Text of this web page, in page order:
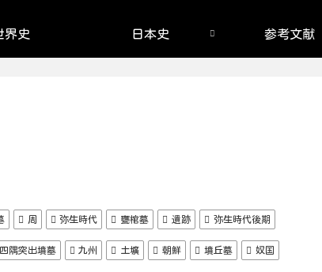
界史 日本史 参考文献
周 弥生時代 甕棺墓 遺跡 弥生時代後期
四隅突出墳墓 九州 土壙 朝鮮 墳丘墓 奴国